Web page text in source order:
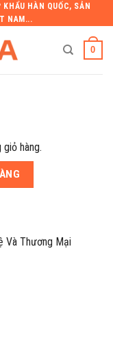
HÀN QUỐC, SẢN
NAM...
0
hàng.
Và Thương Mại